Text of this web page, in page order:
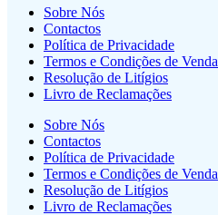
Sobre Nós
Contactos
Política de Privacidade
Termos e Condições de Venda
Resolução de Litígios
Livro de Reclamações
Sobre Nós
Contactos
Política de Privacidade
Termos e Condições de Venda
Resolução de Litígios
Livro de Reclamações